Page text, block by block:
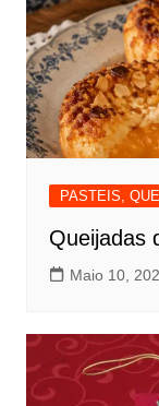
PASTEIS,
Queijadas
Maio 10,